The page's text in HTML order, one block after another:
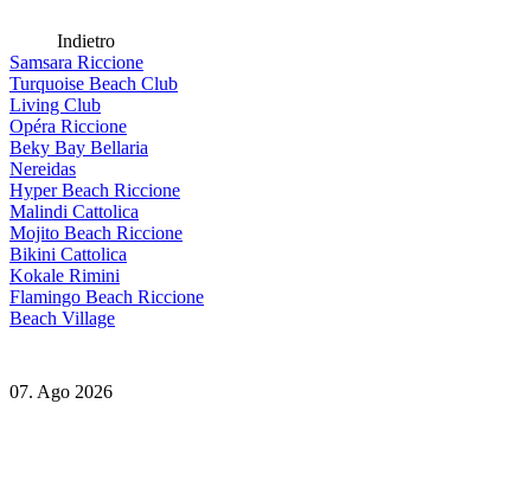
Indietro
Samsara Riccione
Turquoise Beach Club
Living Club
Opéra Riccione
Beky Bay Bellaria
Nereidas
Hyper Beach Riccione
Malindi Cattolica
Mojito Beach Riccione
Bikini Cattolica
Kokale Rimini
Flamingo Beach Riccione
Beach Village
07. Ago 2026